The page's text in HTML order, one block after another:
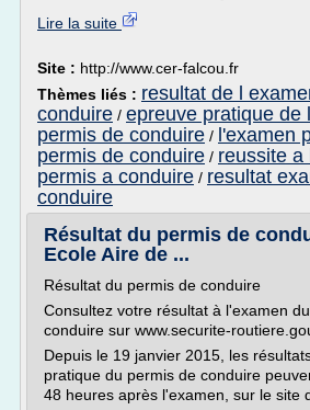
Lire la suite
Site : http://www.cer-falcou.fr
Thèmes liés : resultat de l
conduire / epreuve pratique de
permis de conduire / l'examen
permis de conduire / reussite a
permis a conduire / resultat
conduire
Résultat du permis de
Ecole Aire de ...
Résultat du permis de conduire
Consultez votre résultat à l'examen
conduire sur www.securite-
Depuis le 19 janvier 2015, les
pratique du permis de conduire
48 heures après l'examen, sur le site